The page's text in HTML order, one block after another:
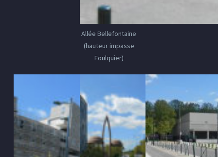
Allée Bellefontaine
(hauteur impasse
Foulquier)